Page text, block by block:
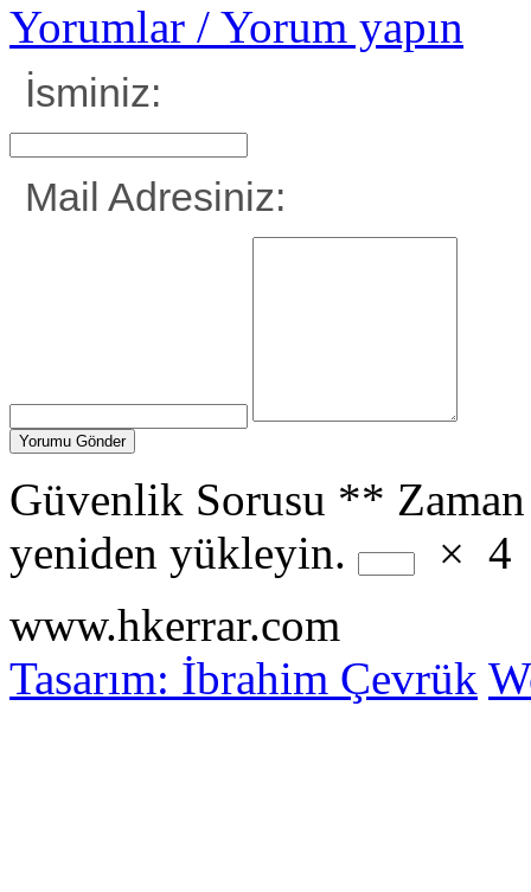
Yorumlar / Yorum yapın
İsminiz:
Mail Adresiniz:
Güvenlik Sorusu **
yeniden yükleyin.
× 4
www.hkerrar.com
Tasarım: İbrahim Çevrük